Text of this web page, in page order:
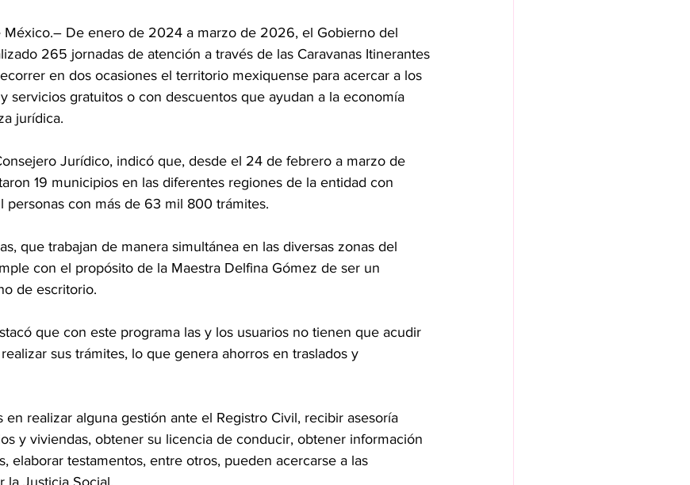
México.– De enero de 2024 a marzo de 2026, el Gobierno del
265 jornadas de atención a través de las Caravanas Itinerantes
en dos ocasiones el territorio mexiquense para acercar a los
servicios gratuitos o con descuentos que ayudan a la economía
jurídica.
Jurídico, indicó que, desde el 24 de febrero a marzo de
19 municipios en las diferentes regiones de la entidad con
personas con más de 63 mil 800 trámites.
que trabajan de manera simultánea en las diversas zonas del
con el propósito de la Maestra Delfina Gómez de ser un
de escritorio.
que con este programa las y los usuarios no tienen que acudir
sus trámites, lo que genera ahorros en traslados y
en realizar alguna gestión ante el Registro Civil, recibir asesoría
y viviendas, obtener su licencia de conducir, obtener información
elaborar testamentos, entre otros, pueden acercarse a las
la Justicia Social.